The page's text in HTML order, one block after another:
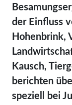
der Einfluss
Hohenbrink,
Kausch,
berichten
speziell bei